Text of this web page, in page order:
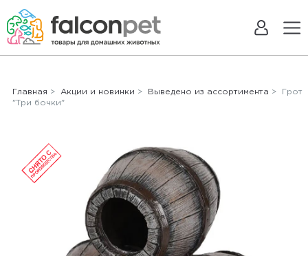
Главная > Акции и новинки > Выведено из ассортимента > Грот
"Три бочки"